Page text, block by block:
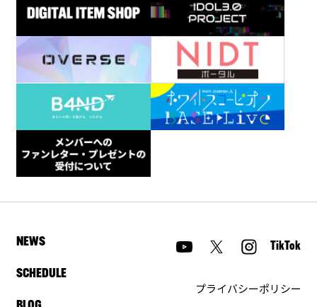
NEWS
SCHEDULE
TikTok
プライバシーポリシー